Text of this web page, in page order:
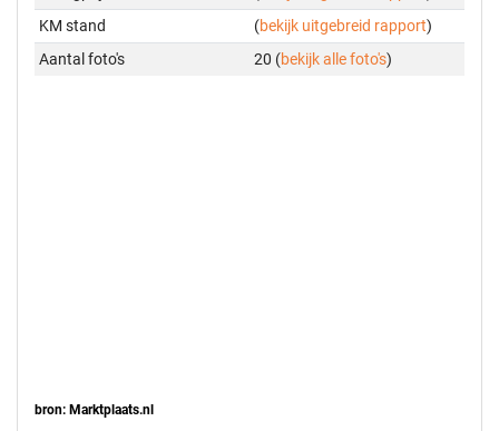
KM stand
(bekijk uitgebreid rapport)
Aantal foto's
20 (bekijk alle foto's)
bron: Marktplaats.nl